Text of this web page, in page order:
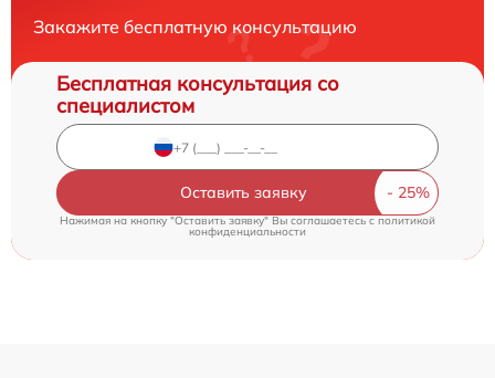
Закажите бесплатную консультацию
Бесплатная консультация со
специалистом
Оставить заявку
Нажимая на кнопку "Оставить заявку" Вы соглашаетесь cполитикой
конфиденциальности